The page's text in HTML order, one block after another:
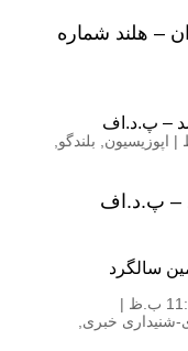
– هلند شماره
| اپوزیسیون بلندگو
خلق شماره 486 ويژه 54مین سالگرد
|
شنیداری خبری